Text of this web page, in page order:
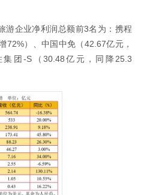
游企业净利润总额前3名为：携程
72%）、中国中免（42.67亿元，
集团-S（30.48亿元，同降25.3